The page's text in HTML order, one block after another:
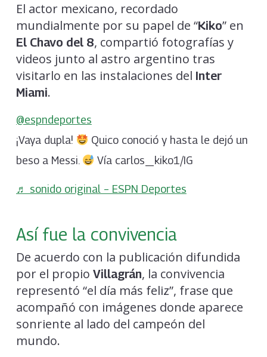
El actor mexicano, recordado
mundialmente por su papel de “Kiko” en
El Chavo del 8, compartió fotografías y
videos junto al astro argentino tras
visitarlo en las instalaciones del Inter
Miami.
@espndeportes
¡Vaya dupla!
Quico conoció y hasta le dejó un
beso a Messi.
Vía carlos_kiko1/IG
♬ sonido original – ESPN Deportes
Así fue la convivencia
De acuerdo con la publicación difundida
por el propio Villagrán, la convivencia
representó “el día más feliz”, frase que
acompañó con imágenes donde aparece
sonriente al lado del campeón del
mundo.